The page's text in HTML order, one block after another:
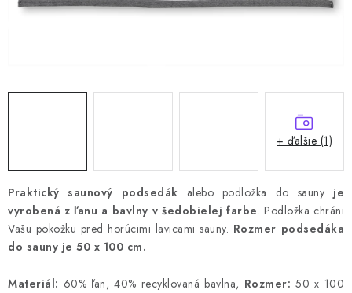
Praktický saunový podsedák alebo podložka do sauny je
vyrobená z ľanu a bavlny v šedobielej farbe. Podložka chráni
Vašu pokožku pred horúcimi lavicami sauny. Rozmer podsedáka
do sauny je 50 x 100 cm.
Materiál: 60% ľan, 40% recyklovaná bavlna, Rozmer: 50 x 100
+ ďalšie (1)